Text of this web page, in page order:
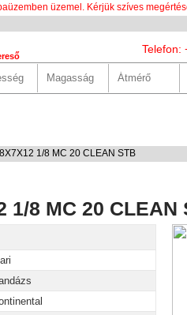
üzemel. Kérjük szíves
Telefon:
1/8 MC 20 CLEAN STB
1/8 MC 20 CLEAN